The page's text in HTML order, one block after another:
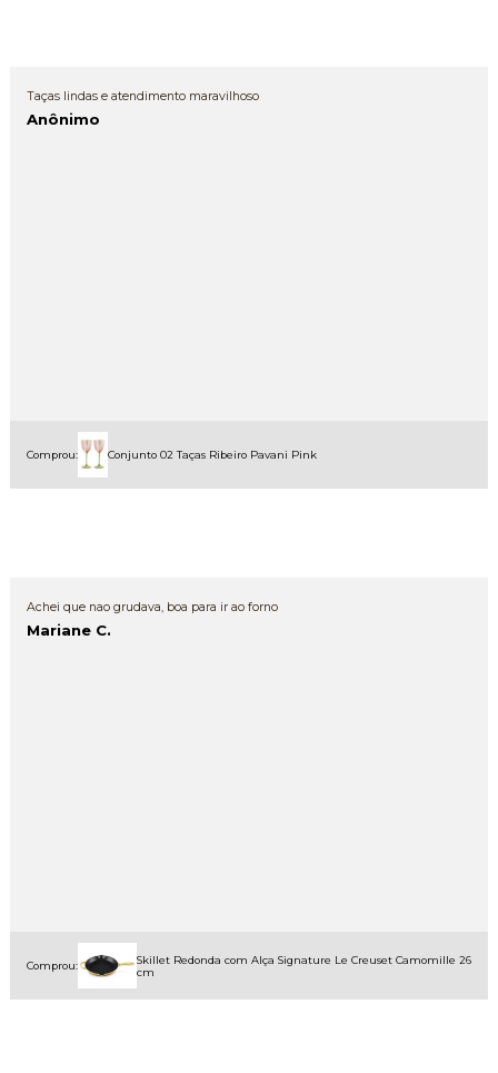
Taças lindas e atendimento maravilhoso
Anônimo
Comprou: Conjunto 02 Taças Ribeiro Pavani Pink
Achei que nao grudava, boa para ir ao forno
Mariane C.
Comprou:
Skillet Redonda com Alça Signature Le Creuset Camomille 26
cm